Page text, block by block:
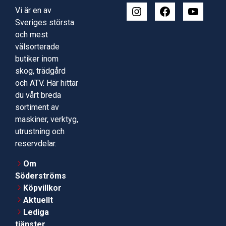
Vi är en av
Sveriges största
och mest
välsorterade
butiker inom
skog, trädgård
och ATV. Här hittar
du vårt breda
sortiment av
maskiner, verktyg,
utrustning och
reservdelar.
Om
Söderströms
Köpvillkor
Aktuellt
Lediga
tjänster